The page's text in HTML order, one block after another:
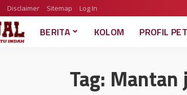
Disclaimer Sitemap Log In
BERITA KOLOM PROFIL
Tag: Mantan